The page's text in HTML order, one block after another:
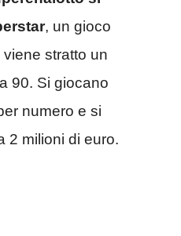
, un gioco
stratto un
90. Si giocano
numero e si
2 milioni di euro.